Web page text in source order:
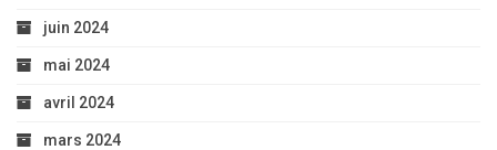
juin 2024
mai 2024
avril 2024
mars 2024